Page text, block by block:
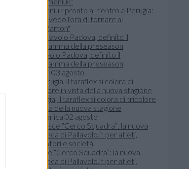
Semeniuk pronto al rientro a Perugia:
"Non vedo l'ora di tornare al
PalaBarton"
Pallavolo Padova, definito il
programma della preseason
lunedì 03 agosto
Perugia, il taraflex si colora di tricolore
in vista della nuova stagione
domenica 02 agosto
Nasce “Cerco Squadra”: la nuova
bacheca di Pallavolo.it per atleti,